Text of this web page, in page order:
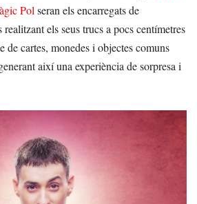
Pol seran els encarregats de
realitzant els seus trucs a pocs centímetres
de cartes, monedes i objectes comuns
així una experiència de sorpresa i